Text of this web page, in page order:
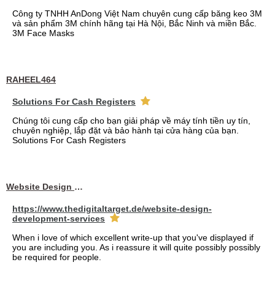
Công ty TNHH AnDong Việt Nam chuyên cung cấp băng keo 3M
và sản phẩm 3M chính hãng tại Hà Nội, Bắc Ninh và miền Bắc.
3M Face Masks
RAHEEL464
Solutions For Cash Registers
Chúng tôi cung cấp cho bạn giải pháp về máy tính tiền uy tín,
chuyên nghiệp, lắp đặt và bảo hành tại cửa hàng của bạn.
Solutions For Cash Registers
Website Design Services berin
https://www.thedigitaltarget.de/website-design-
development-services
When i love of which excellent write-up that you've displayed if
you are including you. As i reassure it will quite possibly possibly
be required for people.